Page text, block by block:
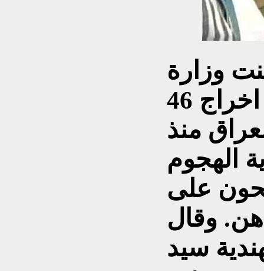
وزارة
الخارجية الهندية انه تم اخراج 46
منذ
الهجوم
على
وقال
سيد